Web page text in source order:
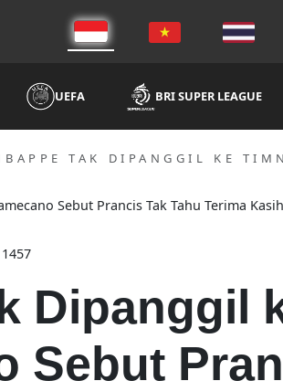
UEFA BRI SUPER LEAGUE
TAK DIPANGGIL KE
1457
Dipanggil
Sebut